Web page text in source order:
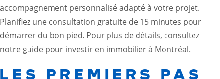
accompagnement personnalisé adapté à votre projet.
Planifiez une consultation gratuite de 15 minutes pour
démarrer du bon pied. Pour plus de détails, consultez
notre guide pour investir en immobilier à Montréal.
LES PREMIERS PAS